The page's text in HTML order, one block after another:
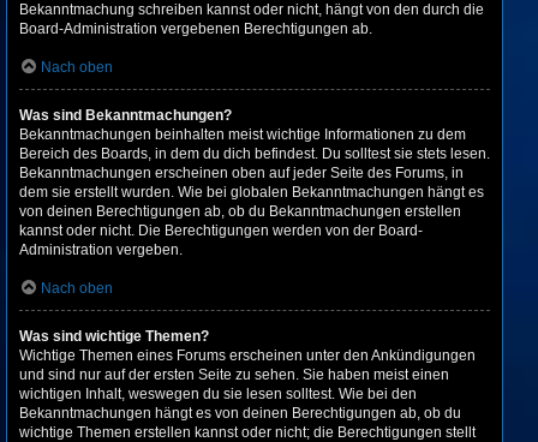
Bekanntmachung schreiben kannst oder nicht, hängt von den durch die
Board-Administration vergebenen Berechtigungen ab.
Nach oben
Was sind Bekanntmachungen?
Bekanntmachungen beinhalten meist wichtige Informationen zu dem
Bereich des Boards, in dem du dich befindest. Du solltest sie stets lesen.
Bekanntmachungen erscheinen oben auf jeder Seite des Forums, in
dem sie erstellt wurden. Wie bei globalen Bekanntmachungen hängt es
von deinen Berechtigungen ab, ob du Bekanntmachungen erstellen
kannst oder nicht. Die Berechtigungen werden von der Board-
Administration vergeben.
Nach oben
Was sind wichtige Themen?
Wichtige Themen eines Forums erscheinen unter den Ankündigungen
und sind nur auf der ersten Seite zu sehen. Sie haben meist einen
wichtigen Inhalt, weswegen du sie lesen solltest. Wie bei den
Bekanntmachungen hängt es von deinen Berechtigungen ab, ob du
wichtige Themen erstellen kannst oder nicht; die Berechtigungen stellt